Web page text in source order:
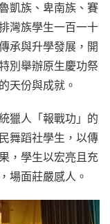
凱族、卑南族、賽
灣族學生一百一十
承與升學發展，開
別舉辦原生慶功祭
天份與成就。
獵人「報戰功」的
舞蹈社學生，以傳
，學生以宏亮且充
場面莊嚴感人。